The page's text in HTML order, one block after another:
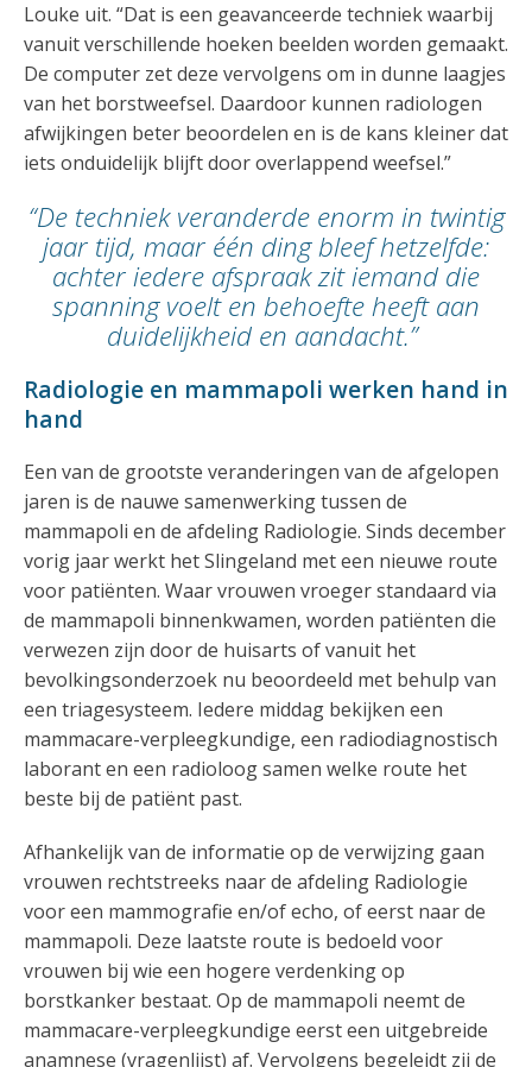
Louke uit. “Dat is een geavanceerde techniek waarbij
vanuit verschillende hoeken beelden worden gemaakt.
De computer zet deze vervolgens om in dunne laagjes
van het borstweefsel. Daardoor kunnen radiologen
afwijkingen beter beoordelen en is de kans kleiner dat
iets onduidelijk blijft door overlappend weefsel.”
“De techniek veranderde enorm in twintig
jaar tijd, maar één ding bleef hetzelfde:
achter iedere afspraak zit iemand die
spanning voelt en behoefte heeft aan
duidelijkheid en aandacht.”
Radiologie en mammapoli werken hand in
hand
Een van de grootste veranderingen van de afgelopen
jaren is de nauwe samenwerking tussen de
mammapoli en de afdeling Radiologie. Sinds december
vorig jaar werkt het Slingeland met een nieuwe route
voor patiënten. Waar vrouwen vroeger standaard via
de mammapoli binnenkwamen, worden patiënten die
verwezen zijn door de huisarts of vanuit het
bevolkingsonderzoek nu beoordeeld met behulp van
een triagesysteem. Iedere middag bekijken een
mammacare-verpleegkundige, een radiodiagnostisch
laborant en een radioloog samen welke route het
beste bij de patiënt past.
Afhankelijk van de informatie op de verwijzing gaan
vrouwen rechtstreeks naar de afdeling Radiologie
voor een mammografie en/of echo, of eerst naar de
mammapoli. Deze laatste route is bedoeld voor
vrouwen bij wie een hogere verdenking op
borstkanker bestaat. Op de mammapoli neemt de
mammacare-verpleegkundige eerst een uitgebreide
anamnese (vragenlijst) af. Vervolgens begeleidt zij de